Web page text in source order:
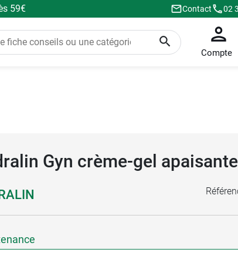
59€ Contact 02
Compte
Gyn crème-gel apaisante